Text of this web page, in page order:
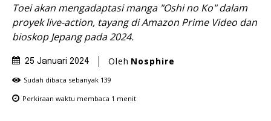
Toei akan mengadaptasi manga "Oshi no Ko" dalam
proyek live-action, tayang di Amazon Prime Video dan
bioskop Jepang pada 2024.
25 Januari 2024 Oleh Nosphire
Sudah dibaca sebanyak 139
Perkiraan waktu membaca 1 menit